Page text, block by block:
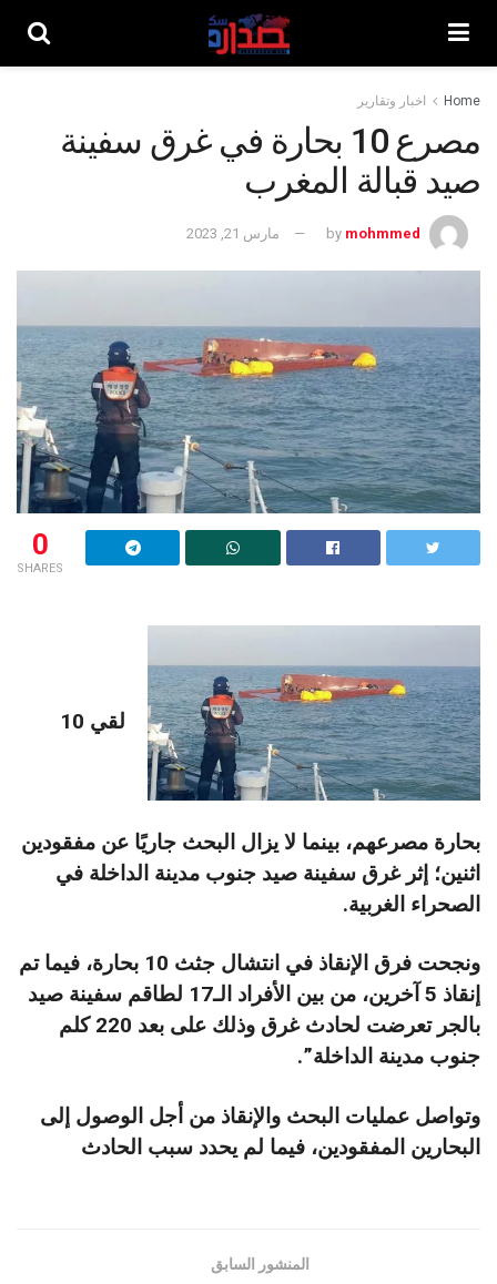
Home اخبار وتقارير
مصرع 10 بحارة في غرق سفينة
صيد قبالة المغرب
by mohmmed مارس 21, 2023
0
SHARES
لقي 10
بحارة مصرعهم، بينما لا يزال البحث جاريًا عن مفقودين
اثنين؛ إثر غرق سفينة صيد جنوب مدينة الداخلة في
الصحراء الغربية.
ونجحت فرق الإنقاذ في انتشال جثث 10 بحارة، فيما تم
إنقاذ 5 آخرين، من بين الأفراد الـ17 لطاقم سفينة صيد
بالجر تعرضت لحادث غرق وذلك على بعد 220 كلم
جنوب مدينة الداخلة”.
وتواصل عمليات البحث والإنقاذ من أجل الوصول إلى
البحارين المفقودين، فيما لم يحدد سبب الحادث
المنشور السابق